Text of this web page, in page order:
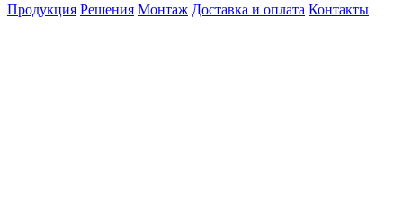
Продукция Решения Монтаж Доставка и оплата Контакты